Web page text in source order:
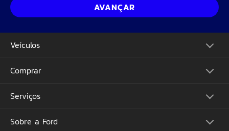
Telefone
AVANÇAR
Veículos
Picapes
Suvs
Performance
Comprar
Monte o Seu
Ofertas
Concessionárias
Serviços
Atualização Sync
Sobre a Ford